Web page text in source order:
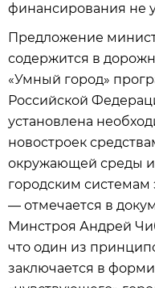
финансирования не
Предложение
содержится в
«Умный город»
Российской
установлена
новостроек
окружающей среды
городским системам
— отмечается в
Минстроя Андрей
что один из
заключается в